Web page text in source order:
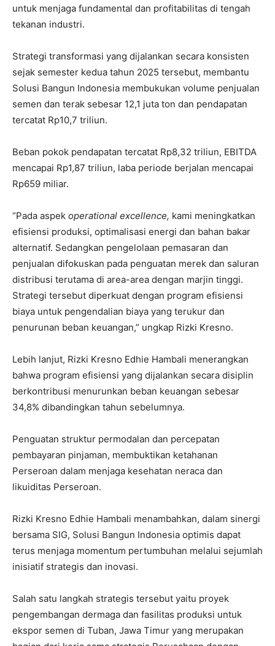
untuk menjaga fundamental dan profitabilitas di tengah
tekanan industri.
Strategi transformasi yang dijalankan secara konsisten
sejak semester kedua tahun 2025 tersebut, membantu
Solusi Bangun Indonesia membukukan volume penjualan
semen dan terak sebesar 12,1 juta ton dan pendapatan
tercatat Rp10,7 triliun.
Beban pokok pendapatan tercatat Rp8,32 triliun, EBITDA
mencapai Rp1,87 triliun, laba periode berjalan mencapai
Rp659 miliar.
“Pada aspek operational excellence, kami meningkatkan
efisiensi produksi, optimalisasi energi dan bahan bakar
alternatif. Sedangkan pengelolaan pemasaran dan
penjualan difokuskan pada penguatan merek dan saluran
distribusi terutama di area-area dengan marjin tinggi.
Strategi tersebut diperkuat dengan program efisiensi
biaya untuk pengendalian biaya yang terukur dan
penurunan beban keuangan,” ungkap Rizki Kresno.
Lebih lanjut, Rizki Kresno Edhie Hambali menerangkan
bahwa program efisiensi yang dijalankan secara disiplin
berkontribusi menurunkan beban keuangan sebesar
34,8% dibandingkan tahun sebelumnya.
Penguatan struktur permodalan dan percepatan
pembayaran pinjaman, membuktikan ketahanan
Perseroan dalam menjaga kesehatan neraca dan
likuiditas Perseroan.
Rizki Kresno Edhie Hambali menambahkan, dalam sinergi
bersama SIG, Solusi Bangun Indonesia optimis dapat
terus menjaga momentum pertumbuhan melalui sejumlah
inisiatif strategis dan inovasi.
Salah satu langkah strategis tersebut yaitu proyek
pengembangan dermaga dan fasilitas produksi untuk
ekspor semen di Tuban, Jawa Timur yang merupakan